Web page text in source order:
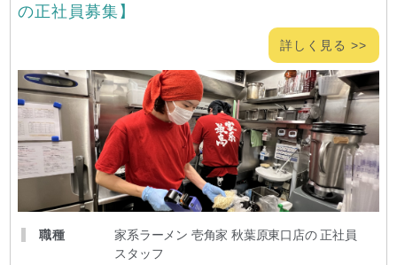
の正社員募集】
詳しく見る >>
職種
家系ラーメン 壱角家 秋葉原東口店の 正社員
スタッフ